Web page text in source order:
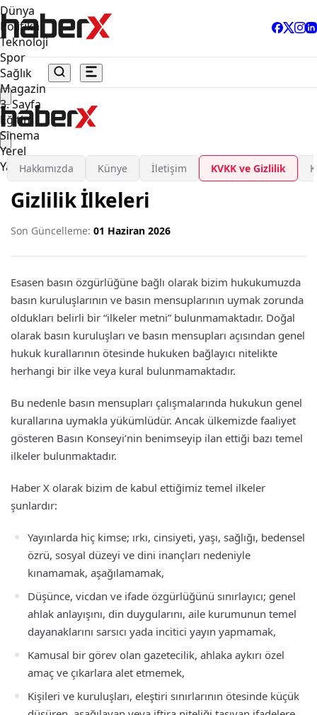
Dünya
Politika
Teknoloji
Spor
Sağlık
Magazin
3. Sayfa
Eğitim
Sinema
Yerel
YaşamHakkımızda Künye İletişim KVKK ve Gizlilik
Gizlilik İlkeleri
Son Güncelleme: 01 Haziran 2026
Esasen basın özgürlüğüne bağlı olarak bizim hukukumuzda
basın kuruluşlarının ve basın mensuplarının uymak zorunda
oldukları belirli bir “ilkeler metni” bulunmamaktadır. Doğal
olarak basın kuruluşları ve basın mensupları açısından genel
hukuk kurallarının ötesinde hukuken bağlayıcı nitelikte
herhangi bir ilke veya kural bulunmamaktadır.
Bu nedenle basın mensupları çalışmalarında hukukun genel
kurallarına uymakla yükümlüdür. Ancak ülkemizde faaliyet
gösteren Basın Konseyi’nin benimseyip ilan ettiği bazı temel
ilkeler bulunmaktadır.
Haber X olarak bizim de kabul ettiğimiz temel ilkeler
şunlardır:
Yayınlarda hiç kimse; ırkı, cinsiyeti, yaşı, sağlığı, bedensel
özrü, sosyal düzeyi ve dini inançları nedeniyle
kınamamak, aşağılamamak,
Düşünce, vicdan ve ifade özgürlüğünü sınırlayıcı; genel
ahlak anlayışını, din duygularını, aile kurumunun temel
dayanaklarını sarsıcı yada incitici yayın yapmamak,
Kamusal bir görev olan gazetecilik, ahlaka aykırı özel
amaç ve çıkarlara alet etmemek,
Kişileri ve kuruluşları, eleştiri sınırlarının ötesinde küçük